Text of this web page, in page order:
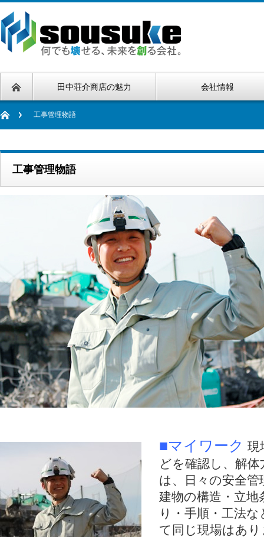
田中荘介商店の魅力 会社情報
工事管理物語
工事管理物語
■マイワーク 現
どを確認し、解
は、日々の安全
建物の構造・立
り・手順・工法
て同じ現場はあ